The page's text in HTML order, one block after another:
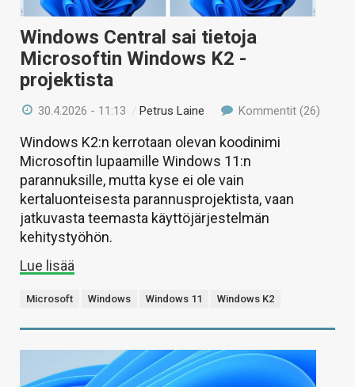
Windows Central sai tietoja
Microsoftin Windows K2 -
projektista
30.4.2026 - 11:13 /Petrus Laine Kommentit (26)
Windows K2:n kerrotaan olevan koodinimi
Microsoftin lupaamille Windows 11:n
parannuksille, mutta kyse ei ole vain
kertaluonteisesta parannusprojektista, vaan
jatkuvasta teemasta käyttöjärjestelmän
kehitystyöhön.
Lue lisää
Microsoft Windows Windows 11 Windows K2